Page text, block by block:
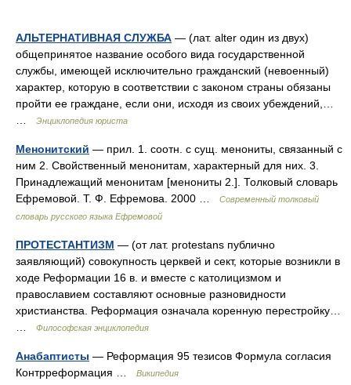
АЛЬТЕРНАТИВНАЯ СЛУЖБА — (лат. alter один из двух)
общепринятое название особого вида государственной
службы, имеющей исключительно гражданский (невоенный)
характер, которую в соответствии с законом страны обязаны
пройти ее граждане, если они, исходя из своих убеждений,…
Энциклопедия юриста
Менонитский — прил. 1. соотн. с сущ. менониты, связанный с
ним 2. Свойственный менонитам, характерный для них. 3.
Принадлежащий менонитам [менониты 2.]. Толковый словарь
Ефремовой. Т. Ф. Ефремова. 2000 …
Современный толковый
словарь русского языка Ефремовой
ПРОТЕСТАНТИЗМ — (от лат. protestans публично
заявляющий) совокупность церквей и сект, которые возникли в
ходе Реформации 16 в. и вместе с католицизмом и
православием составляют основные разновидности
христианства. Реформация означала коренную перестройку…
Философская энциклопедия
Анабаптисты — Реформация 95 тезисов Формула согласия
Контрреформация …
Википедия